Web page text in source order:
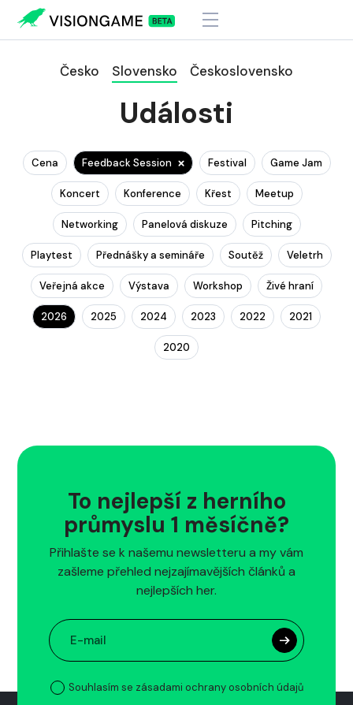
Česko Slovensko Československo
Události
Cena Feedback Session Festival Game Jam
Koncert Konference Křest Meetup
Networking Panelová diskuze Pitching
Playtest Přednášky a semináře Soutěž Veletrh
Veřejná akce Výstava Workshop Živé hraní
2026 2025 2024 2023 2022 2021
2020
To nejlepší z herního
průmyslu 1 měsíčně?
Přihlašte se k našemu newsletteru a my vám
zašleme přehled nejzajímavějších článků a
nejlepších her.
Souhlasím se zásadami ochrany osobních údajů